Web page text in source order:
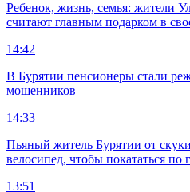
Ребенок, жизнь, семья: жители
считают главным подарком в
14:42
В Бурятии пенсионеры стали
мошенников
14:33
Пьяный житель Бурятии от
велосипед, чтобы покататься по
13:51